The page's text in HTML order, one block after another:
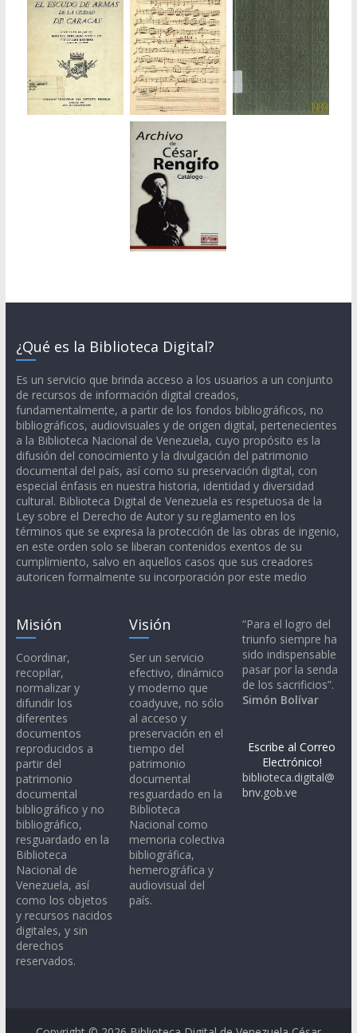
¿Qué es la Biblioteca Digital?
Es un servicio que brinda acceso a los usuarios a un conjunto
de recursos de información digital creados,
fundamentalmente, a partir de los fondos bibliográficos, no
bibliográficos, audiovisuales y de origen digital, pertenecientes
a la Biblioteca Nacional de Venezuela, cuyo propósito es la
difusión del conocimiento y la divulgación del patrimonio
documental del país, así como su preservación digital, con
especial énfasis en nuestra historia, identidad y diversidad
cultural. Biblioteca Digital de Venezuela es respetuosa de la
Ley sobre el Derecho de Autor y su reglamento en los
términos que se expresa la protección de las obras de ingenio,
en este orden solo se liberan contenidos exentos de su
cumplimiento, salvo en aquellos casos que sus creadores
autoricen formalmente su incorporación por este medio
Misión
Coordinar,
recopilar,
normalizar y
difundir los
diferentes
documentos
reproducidos a
partir del
patrimonio
documental
bibliográfico y no
bibliográfico,
resguardado en la
Biblioteca
Nacional de
Venezuela, así
como los objetos
y recursos nacidos
digitales, y sin
derechos
reservados.
Visión
Ser un servicio
efectivo, dinámico
y moderno que
coadyuve, no sólo
al acceso y
preservación en el
tiempo del
patrimonio
documental
resguardado en la
Biblioteca
Nacional como
memoria colectiva
bibliográfica,
hemerográfica y
audiovisual del
país.
“Para el logro del
triunfo siempre ha
sido indispensable
pasar por la senda
de los sacrificios”.
Simón Bolívar
Escribe al Correo
Electrónico!
biblioteca.digital@
bnv.gob.ve